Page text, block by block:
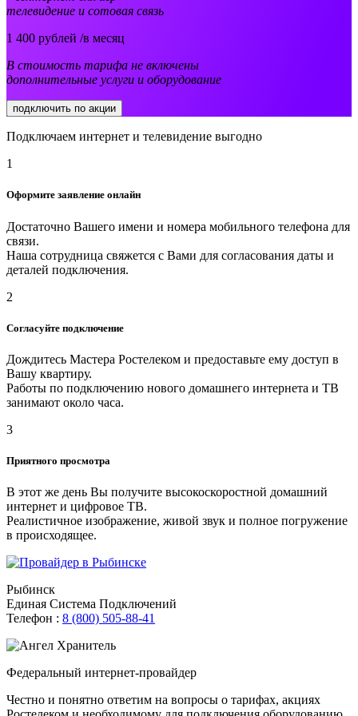
телевидение и сотовая связь
1 400 рублей /в месяц
В стоимость тарифа не включены
дополнительные услуги и оборудование
подключить по акции
Подключаем интернет и телевидение выгодно
1
Оформите заявление онлайн
Достаточно Вашего имени и номера мобильного телефона для
связи.
Наша сотрудница свяжется с Вами для согласования даты и
деталей подключения.
2
Согласуйте подключение
Дождитесь Мастера Ростелеком и предоставьте ему доступ в
Вашу квартиру.
Работы по подключению нового домашнего интернета и ТВ
занимают около часа.
3
Приятного просмотра
В этот же день Вы получите высокоскоростной домашний
интернет и цифровое ТВ.
Реалистичное изображение, живой звук и полное погружение
в происходящее.
Рыбинск
Единая Система Подключений
Телефон : 8 (800) 505-88-41
Федеральный интернет-провайдер
Честно и понятно ответим на вопросы о тарифах, акциях